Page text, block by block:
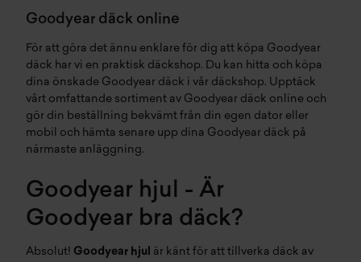
Goodyear däck online
För att göra det ännu enklare för dig att köpa Goodyear
däck har vi en praktisk däckshop. Du kan hitta och köpa
dina önskade Goodyear däck i vår däckshop. Upptäck
vårt omfattande sortiment av Goodyear däck online och
gör din beställning bekvämt från din egen dator eller
mobil och hämta senare upp dina Goodyear däck på
närmaste anläggning.
Goodyear hjul - Är
Goodyear bra däck?
Absolut! Goodyear hjul är känt för att tillverka däck av